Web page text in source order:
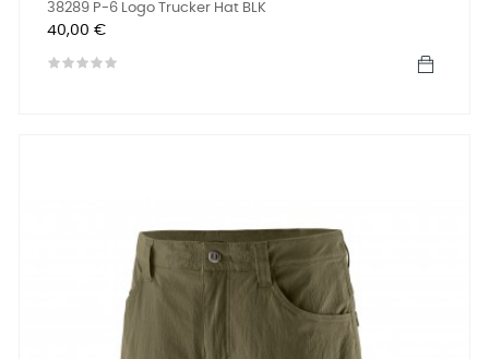
38289 P-6 Logo Trucker Hat BLK
Prix
40,00 €